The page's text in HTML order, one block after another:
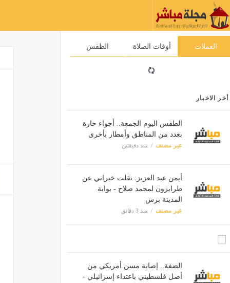
العملات أوقات الصلاة الطقس
أخر الاخبار
الطقس اليوم الجمعة.. أجواء حارة
بعدد من المناطق وأمطار بأخرى
غير مصنف منذ دقيقتين
أيمن عبد العزيز: نقلت خبراتي عن
طرابزون لمحمد صلاح - بوابة
المدينة برس
غير مصنف منذ 3 دقائق
الضفة.. إصابة مسن أمريكي من
أصل فلسطيني باعتداء إسرائيلي -